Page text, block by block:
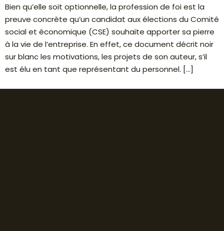
Bien qu’elle soit optionnelle, la profession de foi est la
preuve concrète qu’un candidat aux élections du Comité
social et économique (CSE) souhaite apporter sa pierre
à la vie de l’entreprise. En effet, ce document décrit noir
sur blanc les motivations, les projets de son auteur, s’il
est élu en tant que représentant du personnel. […]